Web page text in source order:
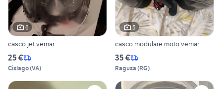
6
casco jet vemar
25 €
Cislago(VA)
5
casco modulare moto vemar
35 €
Ragusa (RG)